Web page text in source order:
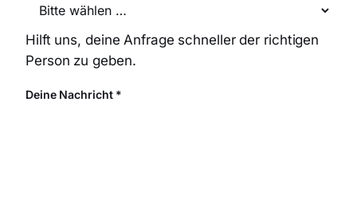
Hilft uns, deine Anfrage schneller der richtigen
Person zu geben.
Deine Nachricht *